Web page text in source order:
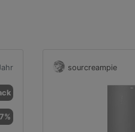
sourcreampie